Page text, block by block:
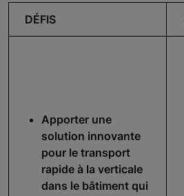
DÉFIS
Apporter une
solution innovante
pour le transport
rapide à la verticale
dans le bâtiment qui